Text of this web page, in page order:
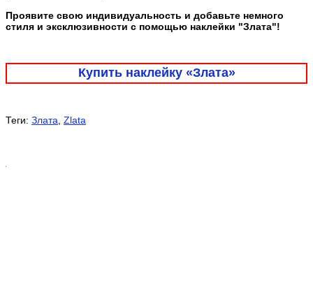
Проявите свою индивидуальность и добавьте немного
стиля и эксклюзивности с помощью наклейки "Злата"!
Купить наклейку «Злата»
Теги: Злата, Zlata